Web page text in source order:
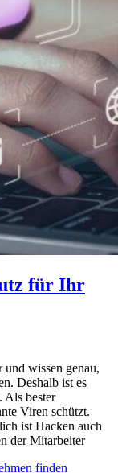
für Ihr
wissen genau,
Deshalb ist es
Als bester
Viren schützt.
ist Hacken auch
der Mitarbeiter
finden